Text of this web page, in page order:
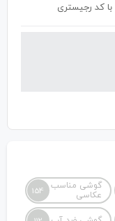
گوشی مناسب
عکاسی
154